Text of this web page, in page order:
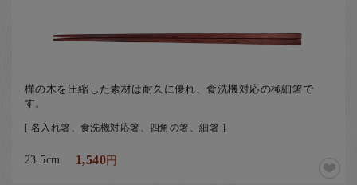
樺の木を圧縮した素材は耐久に優れ、食洗機対応の極細箸で
す。
[ 名入れ箸、食洗機対応箸、四角の箸、細箸 ]
23.5cm 1,540円